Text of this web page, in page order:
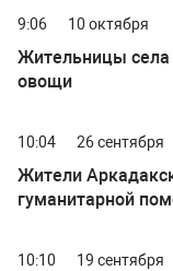
9:06 10 октября
Жительницы села
овощи
10:04 26 сентября
Жители
гуманитарной
10:10 19 сентября